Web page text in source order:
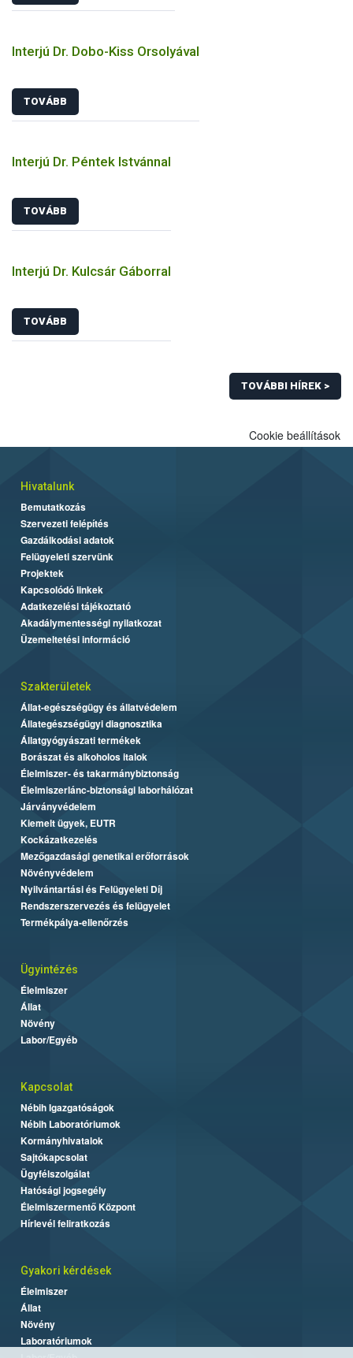
Interjú Dr. Dobo-Kiss Orsolyával
TOVÁBB
Interjú Dr. Péntek Istvánnal
TOVÁBB
Interjú Dr. Kulcsár Gáborral
TOVÁBB
TOVÁBBI HÍREK >
Cookie beállítások
Hivatalunk
Bemutatkozás
Szervezeti felépítés
Gazdálkodási adatok
Felügyeleti szervünk
Projektek
Kapcsolódó linkek
Adatkezelési tájékoztató
Akadálymentességi nyilatkozat
Üzemeltetési információ
Szakterületek
Állat-egészségügy és állatvédelem
Állategészségügyi diagnosztika
Állatgyógyászati termékek
Borászat és alkoholos italok
Élelmiszer- és takarmánybiztonság
Élelmiszerlánc-biztonsági laborhálózat
Járványvédelem
Kiemelt ügyek, EUTR
Kockázatkezelés
Mezőgazdasági genetikai erőforrások
Növényvédelem
Nyilvántartási és Felügyeleti Díj
Rendszerszervezés és felügyelet
Termékpálya-ellenőrzés
Ügyintézés
Élelmiszer
Állat
Növény
Labor/Egyéb
Kapcsolat
Nébih Igazgatóságok
Nébih Laboratóriumok
Kormányhivatalok
Sajtókapcsolat
Ügyfélszolgálat
Hatósági jogsegély
Élelmiszermentő Központ
Hírlevél feliratkozás
Gyakori kérdések
Élelmiszer
Állat
Növény
Laboratóriumok